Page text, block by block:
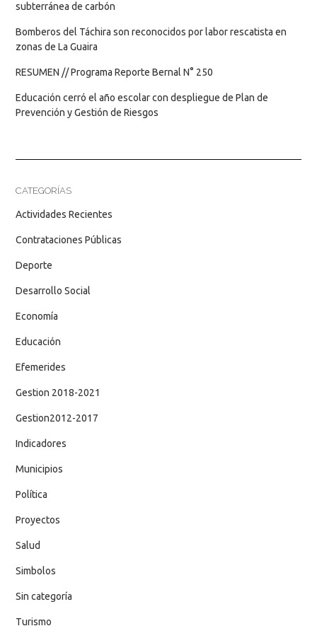
subterránea de carbón
Bomberos del Táchira son reconocidos por labor rescatista en
zonas de La Guaira
RESUMEN // Programa Reporte Bernal N° 250
Educación cerró el año escolar con despliegue de Plan de
Prevención y Gestión de Riesgos
CATEGORÍAS
Actividades Recientes
Contrataciones Públicas
Deporte
Desarrollo Social
Economía
Educación
Efemerides
Gestion 2018-2021
Gestion2012-2017
Indicadores
Municipios
Política
Proyectos
Salud
Simbolos
Sin categoría
Turismo